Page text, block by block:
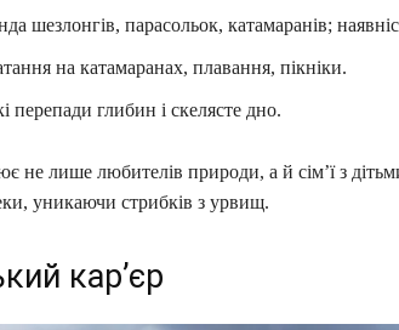
шезлонгів, парасольок, катамаранів;
на катамаранах, плавання, пікніки.
перепади глибин і скелясте дно.
не лише любителів природи, а й сім’ї з
уникаючи стрибків з урвищ.
кар’єр